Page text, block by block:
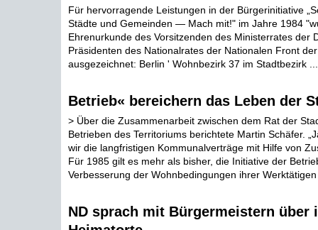
Für hervorragende Leistungen in der Bürgerinitiative
Städte und Gemeinden — Mach mit!" im Jahre 1984
Ehrenurkunde des Vorsitzenden des Ministerrates der
Präsidenten des Nationalrates der Nationalen Front
ausgezeichnet: Berlin ' Wohnbezirk 37 im Stadtbezirk ...
Betrieb« bereichern das Leben der
> Über die Zusammenarbeit zwischen dem Rat der
Betrieben des Territoriums berichtete Martin Schäfer.
wir die langfristigen Kommunalverträge mit Hilfe von
Für 1985 gilt es mehr als bisher, die Initiative der
Verbesserung der Wohnbedingungen ihrer
ND sprach mit Bürgermeistern über